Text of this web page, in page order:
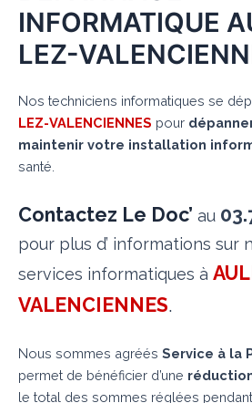
INFORMATIQUE
LEZ-
Nos techniciens informatiques se
LEZ-VALENCIENNES pour
maintenir votre installation
santé.
Contactez Le Doc’ au
pour plus d’ informations sur
services informatiques à
VALENCIENNES.
Nous sommes agréés Service à la
permet de bénéficier d’une
le total des sommes réglées pendant